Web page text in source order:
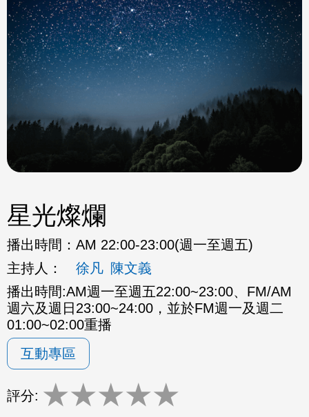
星光燦爛
播出時間： AM 22:00-23:00(週一至週五)
主持人：
徐凡 陳文義
播出時間:AM週一至週五22:00~23:00、FM/AM
週六及週日23:00~24:00，並於FM週一及週二
01:00~02:00重播
互動專區
評分: ★★★★★